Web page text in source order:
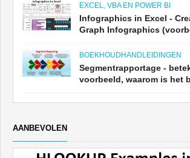
EXCEL, VBA EN POWER BI
Infographics in Excel -
Graph Infographics
BOEKHOUDHANDLEIDINGEN
Segmentrapportage -
voorbeeld, waarom is het
AANBEVOLEN